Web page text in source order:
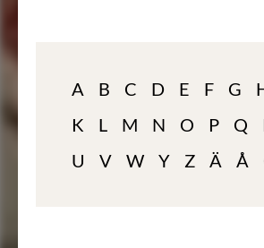
A B C D E F G
K
L M N O P Q
U
V W Y Z Ä Å